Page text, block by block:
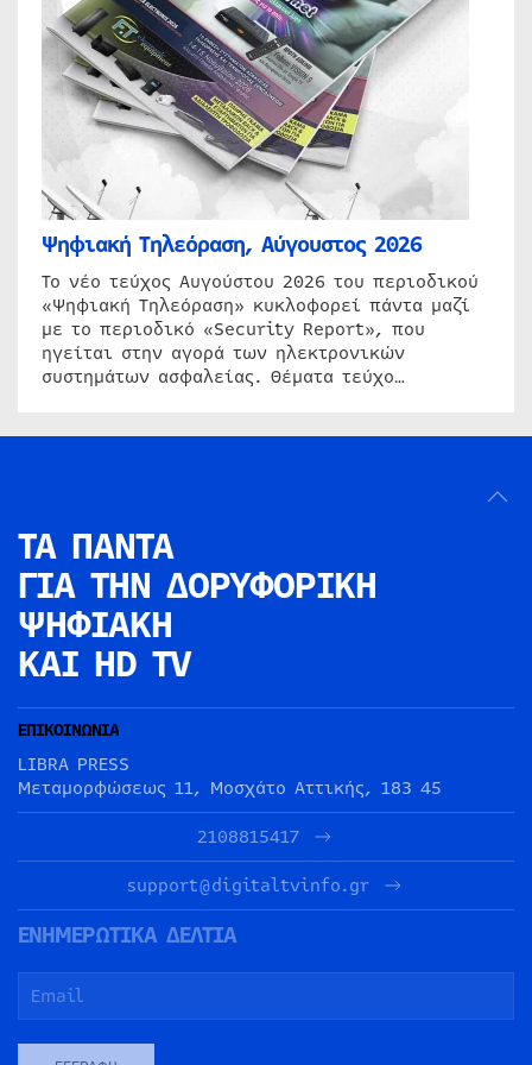
Ψηφιακή Τηλεόραση, Αύγουστος 2026
Το νέο τεύχος Αυγούστου 2026 του περιοδικού
«Ψηφιακή Τηλεόραση» κυκλοφορεί πάντα μαζί
με το περιοδικό «Security Report», που
ηγείται στην αγορά των ηλεκτρονικών
συστημάτων ασφαλείας. Θέματα τεύχο…
ΤΑ ΠΑΝΤΑ
ΓΙΑ ΤΗΝ ΔΟΡΥΦΟΡΙΚΗ
ΨΗΦΙΑΚΗ
ΚΑΙ HD TV
ΕΠΙΚΟΙΝΩΝΙΑ
LIBRA PRESS
Μεταμορφώσεως 11, Μοσχάτο Αττικής, 183 45
2108815417
support@digitaltvinfo.gr
ΕΝΗΜΕΡΩΤΙΚΑ ΔΕΛΤΙΑ